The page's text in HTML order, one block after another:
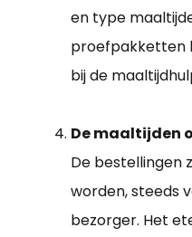
en type
proefpakketten
bij de
De maaltijden
De bestellingen
worden, steeds
bezorger. Het